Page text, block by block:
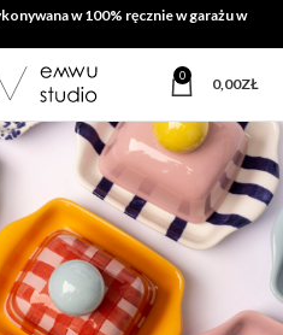
w 100% ręcznie w garażu w
0 0,00ZŁ